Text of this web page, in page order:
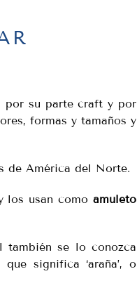
por su parte craft y por
formas y tamaños y
de América del Norte.
los usan como amuleto
se lo conozca
que significa ‘araña’, o